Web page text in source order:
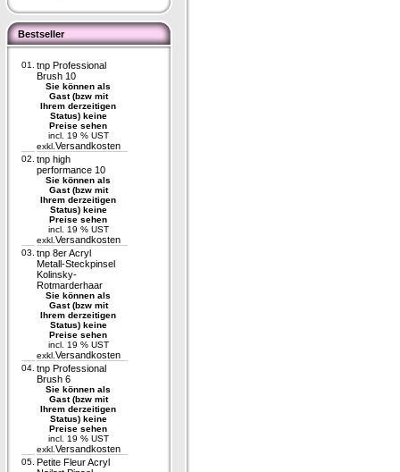
Bestseller
01.
tnp Professional
Brush 10
Sie können als
Gast (bzw mit
Ihrem derzeitigen
Status) keine
Preise sehen
incl. 19 % UST
exkl. Versandkosten
02. tnp high
performance 10
Sie können als
Gast (bzw mit
Ihrem derzeitigen
Status) keine
Preise sehen
incl. 19 % UST
exkl. Versandkosten
03. tnp 8er Acryl
Metall-Steckpinsel
Kolinsky-
Rotmarderhaar
Sie können als
Gast (bzw mit
Ihrem derzeitigen
Status) keine
Preise sehen
incl. 19 % UST
exkl. Versandkosten
04. tnp Professional
Brush 6
Sie können als
Gast (bzw mit
Ihrem derzeitigen
Status) keine
Preise sehen
incl. 19 % UST
exkl. Versandkosten
05. Petite Fleur Acryl